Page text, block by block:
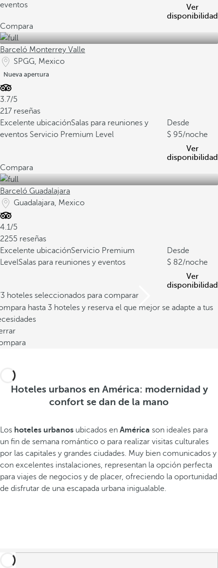
eventos
Ver
disponibilidad
Compara
Barceló Monterrey Valle
SPGG, Mexico
Nueva apertura
3.7/5
217 reseñas
Excelente ubicaciónSalas para reuniones y
eventos Servicio Premium Level
Desde
95/noche
Ver
disponibilidad
Compara
Barceló Guadalajara
Guadalajara, Mexico
4.1/5
2255 reseñas
Excelente ubicaciónServicio Premium
LevelSalas para reuniones y eventos
Desde
82/noche
Ver
disponibilidad
hoteles seleccionados para comparar
hasta 3 hoteles y reserva el que mejor se adapte a tus
Hoteles urbanos en América: modernidad y
confort se dan de la mano
Los hoteles urbanos ubicados en América son ideales para
un fin de semana romántico o para realizar visitas culturales
por las capitales y grandes ciudades. Muy bien comunicados y
con excelentes instalaciones, representan la opción perfecta
para viajes de negocios y de placer, ofreciendo la oportunidad
de disfrutar de una escapada urbana inigualable.